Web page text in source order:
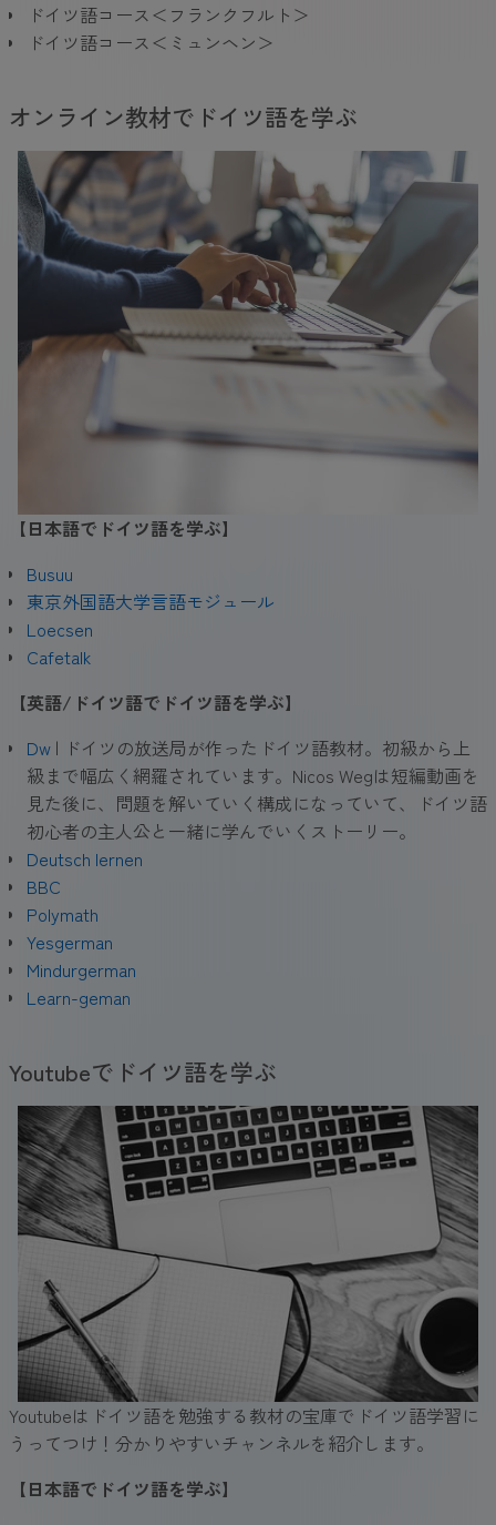
ドイツ語コース＜フランクフルト＞
ドイツ語コース＜ミュンヘン＞
オンライン教材でドイツ語を学ぶ
【日本語でドイツ語を学ぶ】
Busuu
東京外国語大学言語モジュール
Loecsen
Cafetalk
【英語/ドイツ語でドイツ語を学ぶ】
Dw | ドイツの放送局が作ったドイツ語教材。初級から上
級まで幅広く網羅されています。Nicos Wegは短編動画を
見た後に、問題を解いていく構成になっていて、ドイツ語
初心者の主人公と一緒に学んでいくストーリー。
Deutsch lernen
BBC
Polymath
Yesgerman
Mindurgerman
Learn-geman
Youtubeでドイツ語を学ぶ
Youtubeはドイツ語を勉強する教材の宝庫でドイツ語学習に
うってつけ！分かりやすいチャンネルを紹介します。
【日本語でドイツ語を学ぶ】